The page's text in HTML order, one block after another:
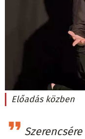
Előadás közben